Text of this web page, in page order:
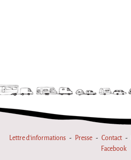
En Bretagne
La démarche
Les projets contextuels
Générations Cirque
Lettre d'informations Presse Contact
Facebook